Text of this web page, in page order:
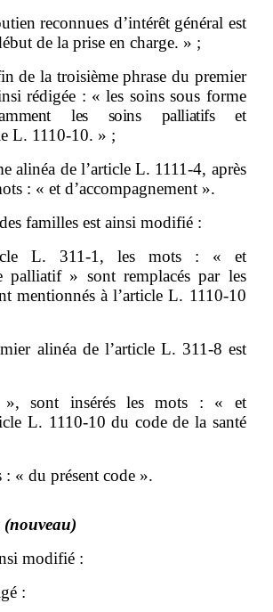
reconnues d’intérêt général est
de la prise en charge. » ;
de la troisième phrase du premier
rédigée : « les soins sous forme
les soins palliatifs et
L. 1110‑10. » ;
alinéa de l’article L. 1111‑4, après
: « et d’accompagnement ».
familles est ainsi modifié :
L. 311‑1, les mots : « et
palliatif » sont remplacés par les
mentionnés à l’article L. 1110‑10
alinéa de l’article L. 311‑8 est
sont insérés les mots : « et
L. 1110‑10 du code de la santé
: « du présent code ».
(nouveau)
modifié :
: